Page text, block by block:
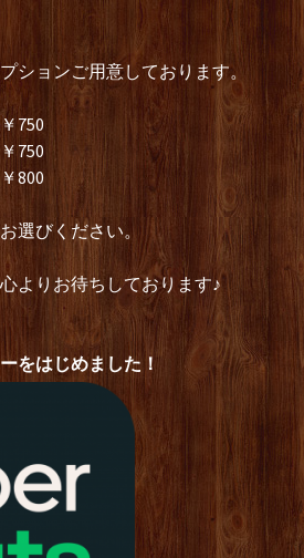
ションご用意しております。
750
750
800
選びください。
よりお待ちしております♪
をはじめました！